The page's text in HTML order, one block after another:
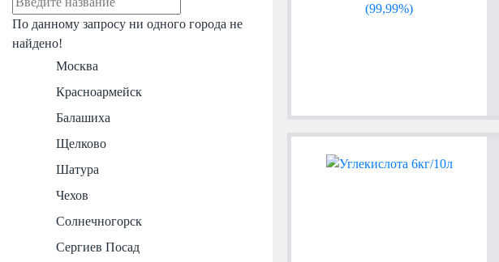
По данному запросу ни одного города не
найдено!
Москва
Красноармейск
Балашиха
Щелково
Шатура
Чехов
Солнечногорск
Сергиев Посад